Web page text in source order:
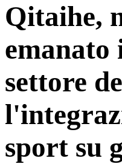
Qitaihe,
emanato
settore
sport su